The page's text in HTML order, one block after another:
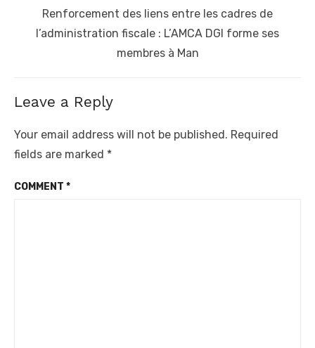
Next
post:
Renforcement des liens entre les cadres de
l’administration fiscale : L’AMCA DGI forme ses
membres à Man
Leave a Reply
Your email address will not be published. Required
fields are marked *
COMMENT *